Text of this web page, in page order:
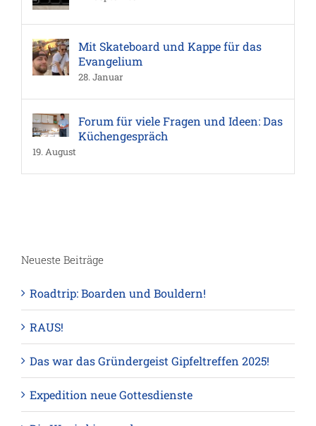
Mit Skateboard und Kappe für das
Evangelium
28. Januar
Forum für viele Fragen und Ideen: Das
Küchengespräch
19. August
Neueste Beiträge
Roadtrip: Boarden und Bouldern!
RAUS!
Das war das Gründergeist Gipfeltreffen 2025!
Expedition neue Gottesdienste